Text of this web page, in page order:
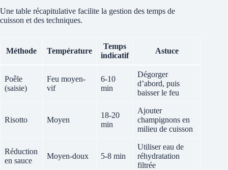
Une table récapitulative facilite la gestion des temps de
cuisson et des techniques.
Méthode Température
Temps
indicatif
Astuce
Poêle
(saisie)
Feu moyen-
vif
6-10
min
Dégorger
d’abord, puis
baisser le feu
Risotto Moyen
18-20
min
Ajouter
champignons en
milieu de cuisson
Réduction
en sauce
Moyen-doux 5-8 min
Utiliser eau de
réhydratation
filtrée